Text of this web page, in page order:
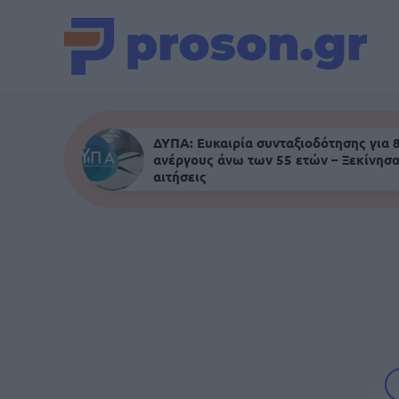
ΔΥΠΑ: Ευκαιρία συνταξιοδότησης για
ανέργους άνω των 55 ετών –
αιτήσεις